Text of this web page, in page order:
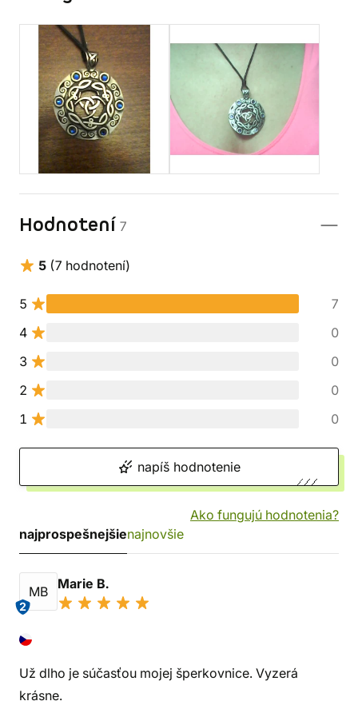
Hodnotení 7
5 (7 hodnotení)
5
7
4
0
3
0
2
0
1
0
napíš hodnotenie
Ako fungujú hodnotenia?
najprospešnejšienajnovšie
MB
2
Marie B.
Už dlho je súčasťou mojej šperkovnice. Vyzerá
krásne.